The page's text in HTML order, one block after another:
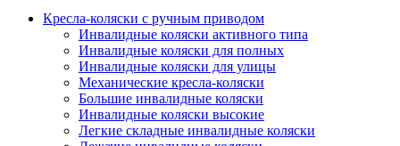
Кресла-коляски с ручным приводом
Инвалидные коляски активного типа
Инвалидные коляски для полных
Инвалидные коляски для улицы
Механические кресла-коляски
Большие инвалидные коляски
Инвалидные коляски высокие
Легкие складные инвалидные коляски